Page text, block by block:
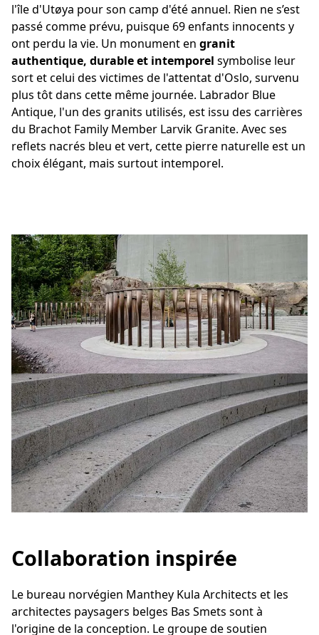
l'île d'Utøya pour son camp d'été annuel. Rien ne s’est
passé comme prévu, puisque 69 enfants innocents y
ont perdu la vie. Un monument en granit
authentique, durable et intemporel symbolise leur
sort et celui des victimes de l'attentat d'Oslo, survenu
plus tôt dans cette même journée. Labrador Blue
Antique, l'un des granits utilisés, est issu des carrières
du Brachot Family Member Larvik Granite. Avec ses
reflets nacrés bleu et vert, cette pierre naturelle est un
choix élégant, mais surtout intemporel.
Collaboration inspirée
Le bureau norvégien Manthey Kula Architects et les
architectes paysagers belges Bas Smets sont à
l'origine de la conception. Le groupe de soutien